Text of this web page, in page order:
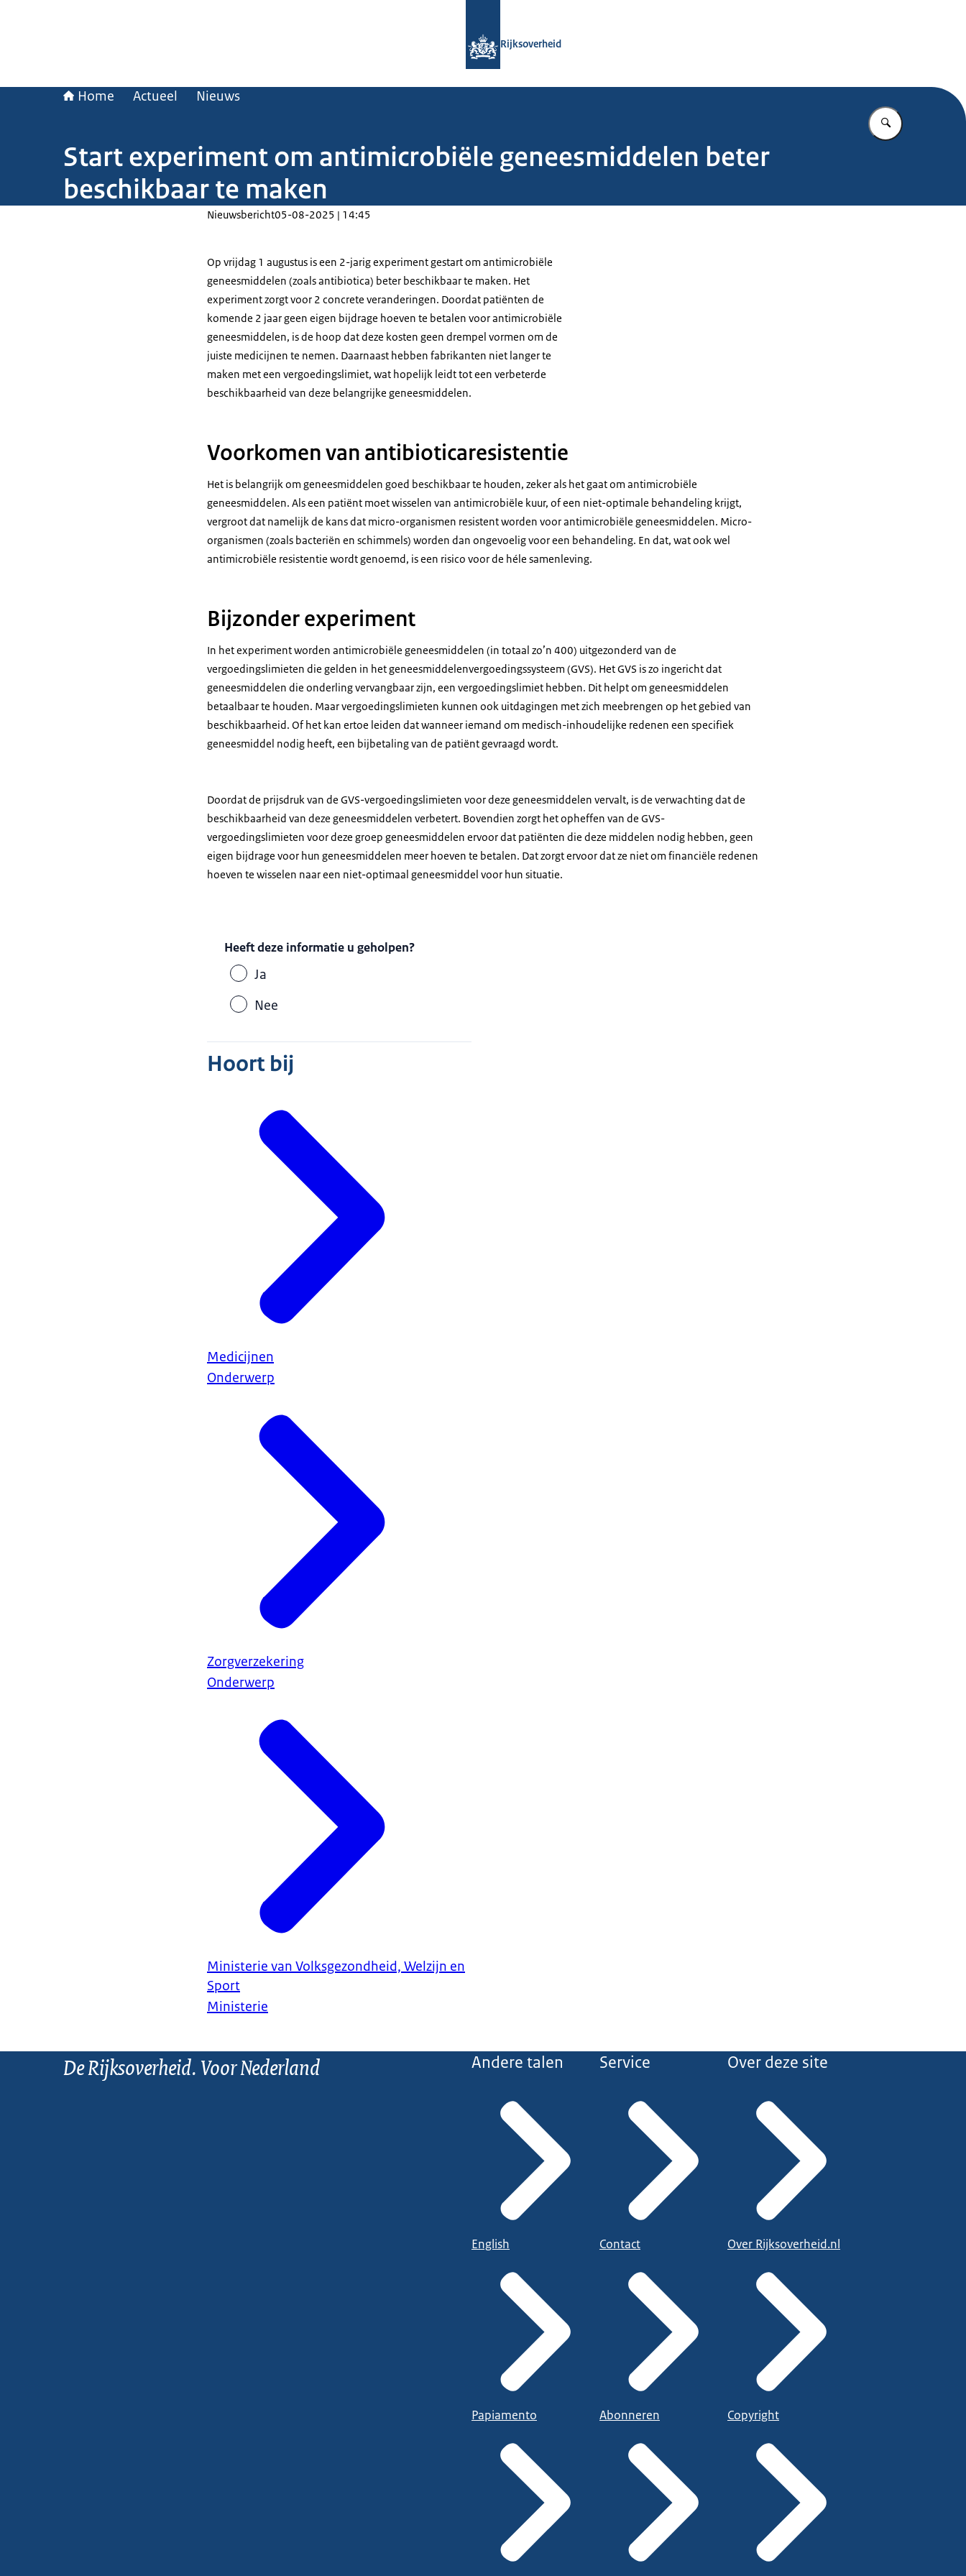
Rijksoverheid
Home Actueel Nieuws
Vul in wat u
Start experiment om antimicrobiële geneesmiddelen beter
beschikbaar te maken
Nieuwsbericht05-08-2025 | 14:45
Op vrijdag 1 augustus is een 2-jarig experiment gestart om antimicrobiële
geneesmiddelen (zoals antibiotica) beter beschikbaar te maken. Het
experiment zorgt voor 2 concrete veranderingen. Doordat patiënten de
komende 2 jaar geen eigen bijdrage hoeven te betalen voor antimicrobiële
geneesmiddelen, is de hoop dat deze kosten geen drempel vormen om de
juiste medicijnen te nemen. Daarnaast hebben fabrikanten niet langer te
maken met een vergoedingslimiet, wat hopelijk leidt tot een verbeterde
beschikbaarheid van deze belangrijke geneesmiddelen.
Voorkomen van antibioticaresistentie
Het is belangrijk om geneesmiddelen goed beschikbaar te houden, zeker als het gaat om antimicrobiële
geneesmiddelen. Als een patiënt moet wisselen van antimicrobiële kuur, of een niet-optimale behandeling krijgt,
vergroot dat namelijk de kans dat micro-organismen resistent worden voor antimicrobiële geneesmiddelen. Micro-
organismen (zoals bacteriën en schimmels) worden dan ongevoelig voor een behandeling. En dat, wat ook wel
antimicrobiële resistentie wordt genoemd, is een risico voor de héle samenleving.
Bijzonder experiment
In het experiment worden antimicrobiële geneesmiddelen (in totaal zo’n 400) uitgezonderd van de
vergoedingslimieten die gelden in het geneesmiddelenvergoedingssysteem (GVS). Het GVS is zo ingericht dat
geneesmiddelen die onderling vervangbaar zijn, een vergoedingslimiet hebben. Dit helpt om geneesmiddelen
betaalbaar te houden. Maar vergoedingslimieten kunnen ook uitdagingen met zich meebrengen op het gebied van
beschikbaarheid. Of het kan ertoe leiden dat wanneer iemand om medisch-inhoudelijke redenen een specifiek
geneesmiddel nodig heeft, een bijbetaling van de patiënt gevraagd wordt.
Doordat de prijsdruk van de GVS-vergoedingslimieten voor deze geneesmiddelen vervalt, is de verwachting dat de
beschikbaarheid van deze geneesmiddelen verbetert. Bovendien zorgt het opheffen van de GVS-
vergoedingslimieten voor deze groep geneesmiddelen ervoor dat patiënten die deze middelen nodig hebben, geen
eigen bijdrage voor hun geneesmiddelen meer hoeven te betalen. Dat zorgt ervoor dat ze niet om financiële redenen
hoeven te wisselen naar een niet-optimaal geneesmiddel voor hun situatie.
Heeft deze informatie u geholpen?
Ja
Nee
Hoort bij
Medicijnen
Onderwerp
Zorgverzekering
Onderwerp
Ministerie van Volksgezondheid, Welzijn en
Sport
Ministerie
De Rijksoverheid. Voor Nederland Andere talen
English
Papiamento
Service
Contact
Abonneren
Over deze site
Over Rijksoverheid.nl
Copyright